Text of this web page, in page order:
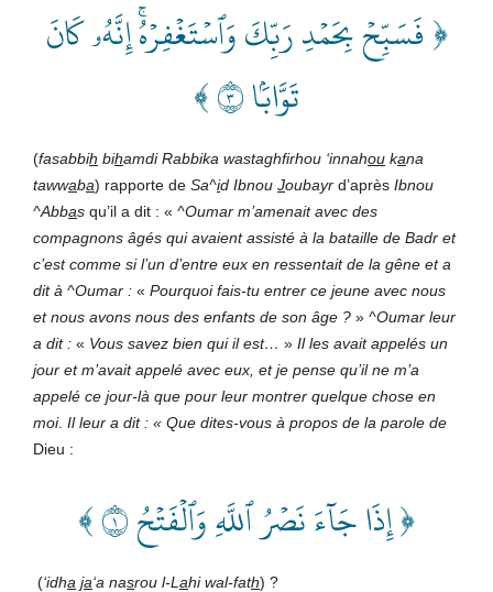
﴿ فَسَبِّحۡ بِحَمۡدِ رَبِّكَ وَٱسۡتَغۡفِرۡهُۚ إِنَّهُۥ كَانَ
تَوَّابَۢا ٣ ﴾
(fasabbih bihamdi Rabbika wastaghfirhou ‘innahou kana
tawwaba) rapporte de Sa^id Ibnou Joubayr d’après Ibnou
^Abbas qu’il a dit : « ^Oumar m’amenait avec des
compagnons âgés qui avaient assisté à la bataille de Badr et
c’est comme si l’un d’entre eux en ressentait de la gêne et a
dit à ^Oumar : « Pourquoi fais-tu entrer ce jeune avec nous
et nous avons nous des enfants de son âge ? » ^Oumar leur
a dit : « Vous savez bien qui il est… » Il les avait appelés un
jour et m’avait appelé avec eux, et je pense qu’il ne m’a
appelé ce jour-là que pour leur montrer quelque chose en
moi. Il leur a dit : « Que dites-vous à propos de la parole de
Dieu :
﴿ إِذَا جَآءَ نَصۡرُ ٱللَّهِ وَٱلۡفَتۡحُ ١ ﴾
(‘idha ja‘a nasrou l-L ahi wal-fath) ?